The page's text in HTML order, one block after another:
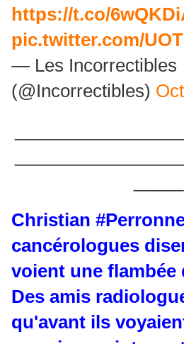
https://t.co/
pic.twitter.com/
— Les Incorrectibles
(@Incorrectibles)
Christian
cancérologues
voient une flambée
Des amis
qu'avant ils